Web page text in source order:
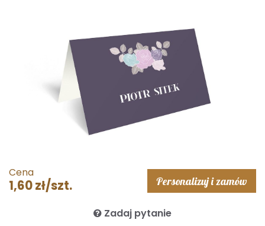
Cena
1,60 zł/szt. Personalizuj i zamów
Zadaj pytanie